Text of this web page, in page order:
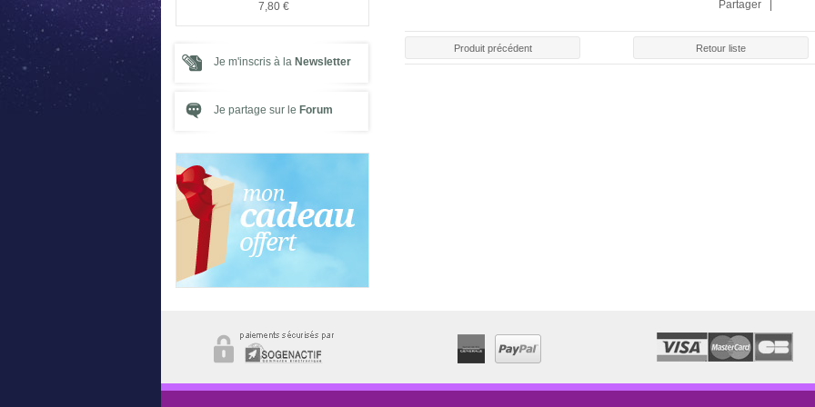
€ 5,00 € 7,80 €
Je m'inscris à la Newsletter
Je partage sur le Forum
Partager |
Produit précédent Retour liste